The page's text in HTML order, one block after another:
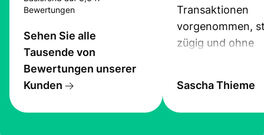
Bewertungen
Sehen Sie alle
Tausende von
Bewertungen unserer
Kunden
Transaktionen
vorgenommen,
zügig und ohne
Sascha Thieme